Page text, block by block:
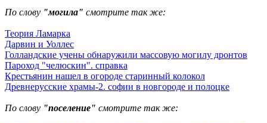
По слову "могила" смотрите так же:
Теория Ламарка
Дарвин и Уоллес
Голландские учены обнаружили массовую могилу дронтов
Пароход "челюскин". справка
Крестьянин нашел в огороде старинный колокол
Древнерусские храмы-2. софии в новгороде и полоцке
По слову "поселение" смотрите так же: